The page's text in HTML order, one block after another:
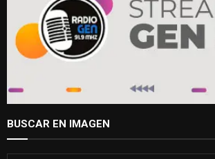
BUSCAR EN IMAGEN